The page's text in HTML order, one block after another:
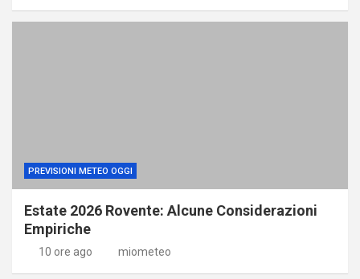
PREVISIONI METEO OGGI
Estate 2026 Rovente: Alcune Considerazioni
Empiriche
10 ore ago miometeo